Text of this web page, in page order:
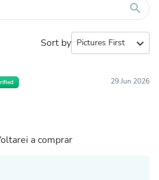
search
Sort by expand_more
29 Jun 2026
a comprar